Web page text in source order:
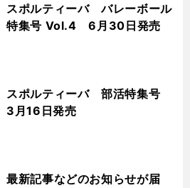
スポルティーバ バレーボール
特集号 Vol.4 6月30日発売
スポルティーバ 部活特集号
3月16日発売
最新記事などのお知らせが届